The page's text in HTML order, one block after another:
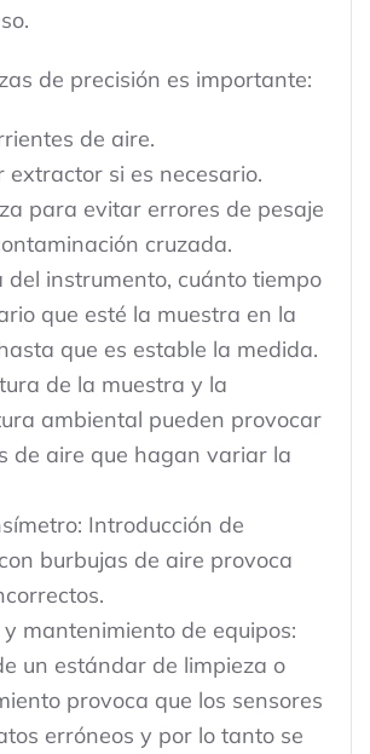
de precisión es importante:
de aire.
extractor si es necesario.
para evitar errores de pesaje
cruzada.
del instrumento, cuánto tiempo
que esté la muestra en la
que es estable la medida.
de la muestra y la
ambiental pueden provocar
de aire que hagan variar la
Introducción de
burbujas de aire provoca
mantenimiento de equipos:
un estándar de limpieza o
provoca que los sensores
erróneos y por lo tanto se